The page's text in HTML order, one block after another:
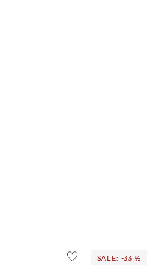
SALE: -33 %